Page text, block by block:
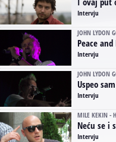
Intervju
JOHN LYDON
Peace
Intervju
JOHN LYDON
Uspeo
Intervju
MILE KEKIN -
Neću se i
Intervju